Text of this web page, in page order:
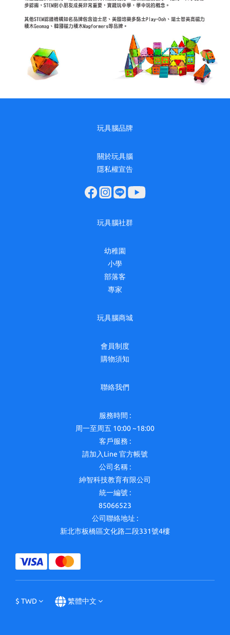
玩具腦品牌
關於玩具腦
隱私權宣告
玩具腦社群
幼稚園
小學
部落客
專家
玩具腦商城
會員制度
購物須知
聯絡我們
服務時間 :
周一至周五 10:00 ~18:00
客戶服務 :
請加入Line 官方帳號
公司名稱 :
紳智科技教育有限公司
統一編號 :
85066523
公司聯絡地址 :
新北市板橋區文化路二段331號4樓
$ TWD 繁體中文